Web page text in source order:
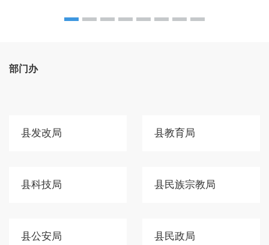
部门办
县发改局 县教育局
县科技局 县民族宗教局
县公安局 县民政局